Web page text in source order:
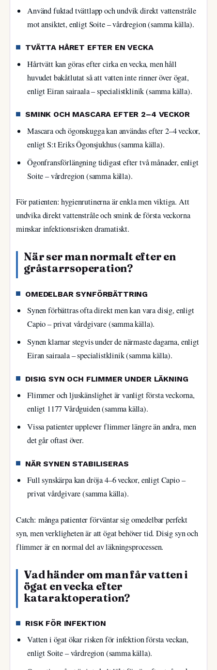
Använd fuktad tvättlapp och undvik direkt vattenstråle
mot ansiktet, enligt Soite – vårdregion (samma källa).
TVÄTTA HÅRET EFTER EN VECKA
Hårtvätt kan göras efter cirka en vecka, men håll
huvudet bakåtlutat så att vatten inte rinner över ögat,
enligt Eiran sairaala – specialistklinik (samma källa).
SMINK OCH MASCARA EFTER 2–4 VECKOR
Mascara och ögonskugga kan användas efter 2–4 veckor,
enligt S:t Eriks Ögonsjukhus (samma källa).
Ögonfransförlängning tidigast efter två månader, enligt
Soite – vårdregion (samma källa).
För patienten: hygienrutinerna är enkla men viktiga. Att
undvika direkt vattenstråle och smink de första veckorna
minskar infektionsrisken dramatiskt.
När ser man normalt efter en
gråstarrsoperation?
OMEDELBAR SYNFÖRBÄTTRING
Synen förbättras ofta direkt men kan vara disig, enligt
Capio – privat vårdgivare (samma källa).
Synen klarnar stegvis under de närmaste dagarna, enligt
Eiran sairaala – specialistklinik (samma källa).
DISIG SYN OCH FLIMMER UNDER LÄKNING
Flimmer och ljuskänslighet är vanligt första veckorna,
enligt 1177 Vårdguiden (samma källa).
Vissa patienter upplever flimmer längre än andra, men
det går oftast över.
NÄR SYNEN STABILISERAS
Full synskärpa kan dröja 4–6 veckor, enligt Capio –
privat vårdgivare (samma källa).
Catch: många patienter förväntar sig omedelbar perfekt
syn, men verkligheten är att ögat behöver tid. Disig syn och
flimmer är en normal del av läkningsprocessen.
Vad händer om man får vatten i
ögat en vecka efter
kataraktoperation?
RISK FÖR INFEKTION
Vatten i ögat ökar risken för infektion första veckan,
enligt Soite – vårdregion (samma källa).